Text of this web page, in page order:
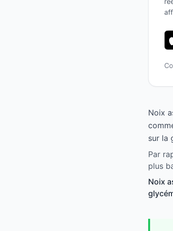
Noix
sur la
Par
plus
Noix